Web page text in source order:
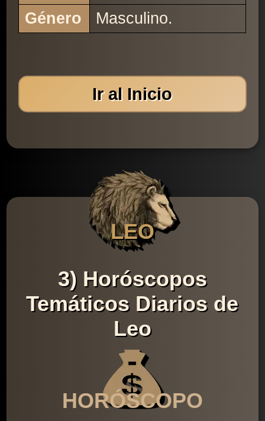
Género
Masculino.
Ir al Inicio
LEO
3) Horóscopos
Temáticos Diarios de
Leo
HORÓSCOPO